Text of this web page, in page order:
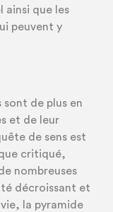
ainsi que les
peuvent y
sont de plus en
et de leur
de sens est
critiqué,
nombreuses
décroissant et
la pyramide